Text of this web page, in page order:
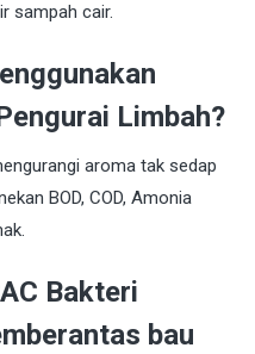
sampah cair.
Limbah?
aroma tak sedap
BOD, COD, Amonia
Bakteri
bau